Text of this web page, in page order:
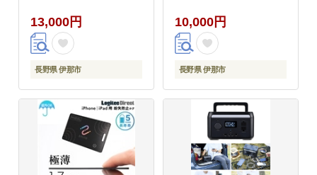
LWCSTCW01DB】
13,000円
長野県 伊那市
10,000円
長野県 伊那市